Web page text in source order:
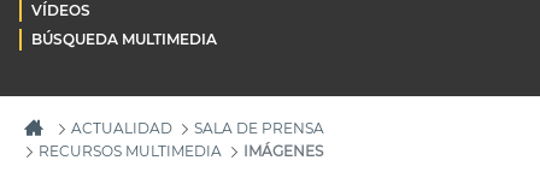
VÍDEOS
BÚSQUEDA MULTIMEDIA
ACTUALIDAD
SALA DE PRENSA
RECURSOS MULTIMEDIA
IMÁGENES